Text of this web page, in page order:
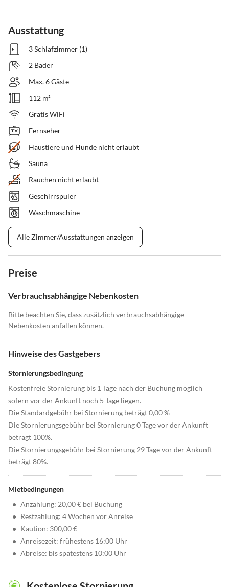
Ausstattung
3 Schlafzimmer (1)
2 Bäder
Max. 6 Gäste
112 m²
Gratis WiFi
Fernseher
Haustiere und Hunde nicht erlaubt
Sauna
Rauchen nicht erlaubt
Geschirrspüler
Waschmaschine
Alle Zimmer/Ausstattungen anzeigen
Preise
Verbrauchsabhängige Nebenkosten
Bitte beachten Sie, dass zusätzlich verbrauchsabhängige
Nebenkosten anfallen können.
Hinweise des Gastgebers
Stornierungsbedingung
Kostenfreie Stornierung bis 1 Tage nach der Buchung möglich
sofern vor der Ankunft noch 5 Tage liegen.
Die Standardgebühr bei Stornierung beträgt 0,00 %
Die Stornierungsgebühr bei Stornierung 0 Tage vor der Ankunft
beträgt 100%.
Die Stornierungsgebühr bei Stornierung 29 Tage vor der Ankunft
beträgt 80%.
Mietbedingungen
• Anzahlung: 20,00 € bei Buchung
• Restzahlung: 4 Wochen vor Anreise
• Kaution: 300,00 €
• Anreisezeit: frühestens 16:00 Uhr
• Abreise: bis spätestens 10:00 Uhr